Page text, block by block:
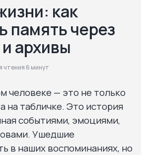
как
память через
архивы
чтения 6 минут
человеке — это не только
на табличке. Это история
событиями, эмоциями,
Ушедшие
в наших воспоминаниях, но